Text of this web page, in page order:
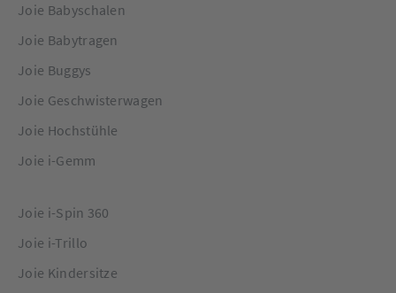
Joie Babyschalen
Joie Babytragen
Joie Buggys
Joie Geschwisterwagen
Joie Hochstühle
Joie i-Gemm
Joie i-Spin 360
Joie i-Trillo
Joie Kindersitze